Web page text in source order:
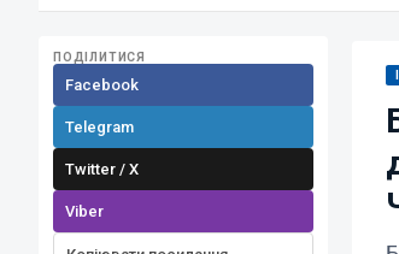
ПОДІЛИТИСЯ
Facebook
Telegram
Twitter / X
Viber